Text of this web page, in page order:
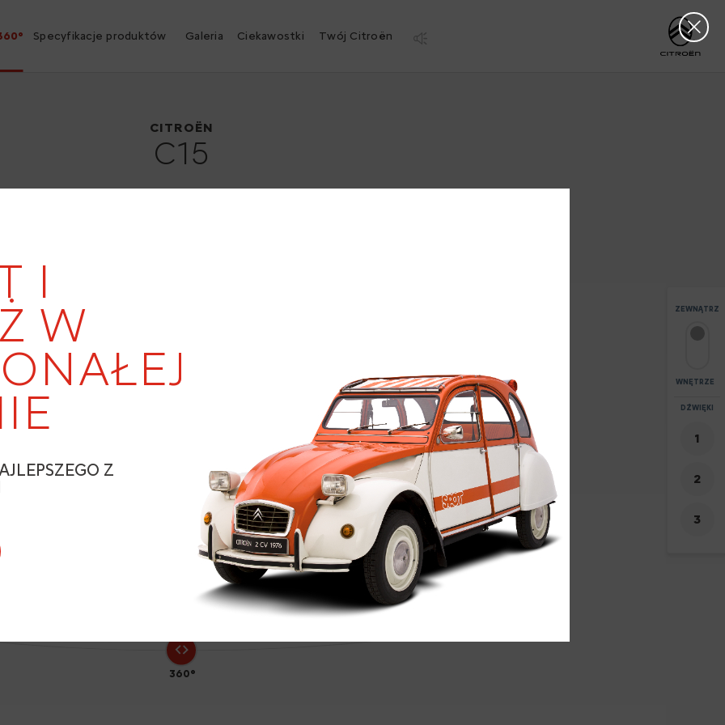
Specyfikacje produktów Galeria Ciekawostki Twój Citroën
http://
I
W
Z
CITROËN
C15
84
360°
ZEWNĄTRZ
WNĘTRZE
DŹWIĘKI